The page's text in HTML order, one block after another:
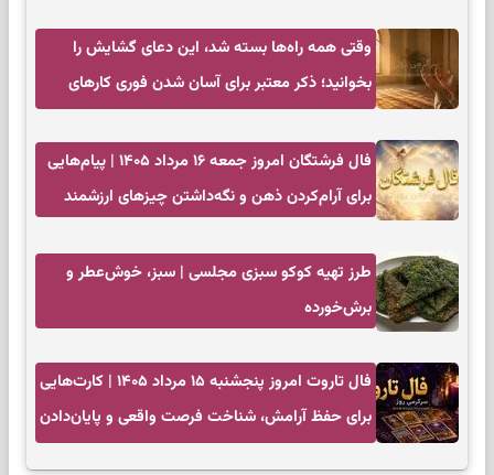
وقتی همه راه‌ها بسته شد، این دعای گشایش را
بخوانید؛ ذکر معتبر برای آسان شدن فوری کارهای
فال فرشتگان امروز جمعه ۱۶ مرداد ۱۴۰۵ | پیام‌هایی
برای آرام‌کردن ذهن و نگه‌داشتن چیزهای ارزشمند
طرز تهیه کوکو سبزی مجلسی | سبز، خوش‌عطر و
برش‌خورده
فال تاروت امروز پنجشنبه ۱۵ مرداد ۱۴۰۵ | کارت‌هایی
برای حفظ آرامش، شناخت فرصت واقعی و پایان‌دادن